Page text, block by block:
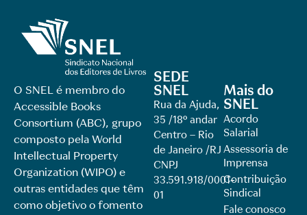
O SNEL é membro do
Accessible Books
Consortium (ABC), grupo
composto pela World
Intellectual Property
Organization (WIPO) e
outras entidades que têm
como objetivo o fomento
SEDE
SNEL
Rua da Ajuda,
35 /18º andar
Centro – Rio
de Janeiro /RJ
CNPJ
33.591.918/0001-
01
Mais do
SNEL
Acordo
Salarial
Assessoria de
Imprensa
Contribuição
Sindical
Fale conosco